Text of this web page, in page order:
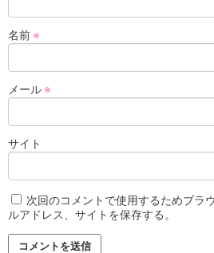
名前 ※
メール ※
サイト
次回のコメントで使用するためブラ
ルアドレス、サイトを保存する。